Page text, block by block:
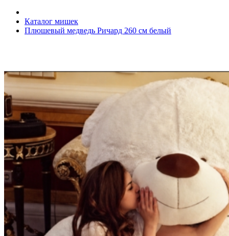
Каталог мишек
Плюшевый медведь Ричард 260 см белый